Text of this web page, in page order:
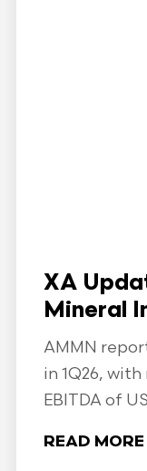
XA
Mineral
AMMN
in 1Q26,
EBITDA of
READ MORE